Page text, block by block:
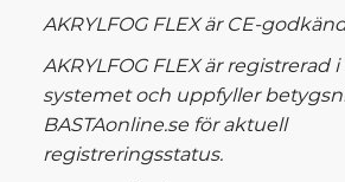
AKRYLFOG FLEX är CE-
AKRYLFOG FLEX är registrerad i
systemet och uppfyller
BASTAonline.se för aktuell
registreringsstatus.